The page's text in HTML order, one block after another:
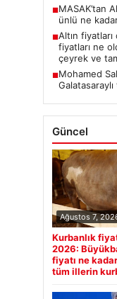
■MASAK’tan
ünlü ne
■Altın fiyatları
fiyatları ne
çeyrek ve
■Mohamed
Güncel
Ağustos 7,
Kurbanlık
2026:
fiyatı ne
tüm illerin